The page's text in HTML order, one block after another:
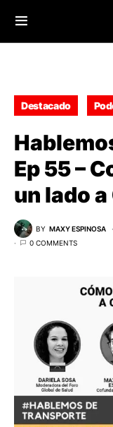
Destacado
Ep 55 –
un lado
BY MAXY ESPINOSA
0 COMMENTS